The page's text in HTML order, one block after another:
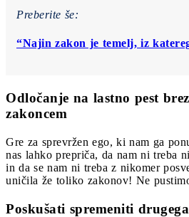
Preberite še:
“Najin zakon je temelj, iz
Odločanje na lastno pest
zakoncem
Gre za sprevržen ego, ki nam ga
nas lahko prepriča, da nam ni treba
in da se nam ni treba z nikomer
uničila že toliko zakonov! Ne
Poskušati spremeniti drugega